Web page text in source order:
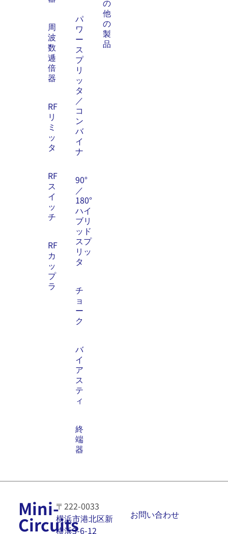
周
波
数
逓
倍
器
RF
リ
ミ
ッ
タ
RF
ス
イ
ッ
チ
RF
カ
ッ
プ
ラ
パ
ワ
ー
ス
プ
リ
ッ
タ
／
コ
ン
バ
イ
ナ
90°
／
180°
ハイ
ブリ
ッド
スプ
リッ
タ
チ
ョ
ー
ク
バ
イ
ア
ス
テ
ィ
終
端
器
の
他
の
製
品
Mini-
Circuits
〒222-0033
横浜市港北区新
横浜3-6-12
お問い合わせ